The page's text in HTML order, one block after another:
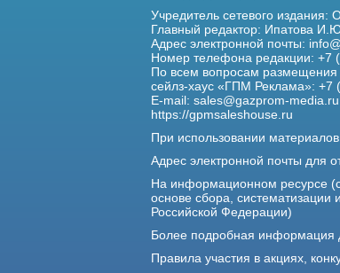
Учредитель сетевого
Главный редактор: Ипатова
Адрес электронной почты:
Номер телефона редакции: +7
По всем вопросам
сейлз-хаус «ГПМ Реклама»: +7
E-mail: sales@gazprom-media.ru
https://gpmsaleshouse.ru
При использовании
Адрес электронной почты для
На информационном ресурсе
основе сбора, систематизации
Российской Федерации)
Более подробная информация
Правила участия в акциях,